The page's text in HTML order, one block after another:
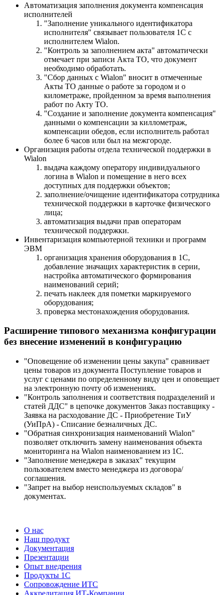
Автоматизация заполнения документа компенсация
исполнителей
"Заполнение уникального идентификатора
исполнителя" связывает пользователя 1С с
исполнителем Wialon.
"Контроль за заполнением акта" автоматически
отмечает при записи Акта ТО, что документ
необходимо обработать.
"Сбор данных с Wialon" вносит в отмеченные
Акты ТО данные о работе за городом и о
километраже, пройденном за время выполнения
работ по Акту ТО.
"Создание и заполнение документа компенсация"
данными о компенсации за киллометраж,
компенсации обедов, если исполнитель работал
более 6 часов или был на межгороде.
Организация работы отдела технической поддержки в
Wialon
выдача каждому оператору индивидуального
логина в Wialon и помещение в него всех
доступных для поддержки объектов;
заполнение/очищение идентификатора сотрудника
технической поддержки в карточке физического
лица;
автоматизация выдачи прав операторам
технической поддержки.
Инвентаризация компьютерной техники и программ
ЭВМ
организация хранения оборудования в 1С,
добавление значащих характеристик в серии,
настройка автоматического формирования
наименований серий;
печать наклеек для пометки маркируемого
оборудования;
проверка местонахождения оборудования.
Расширение типового механизма конфигурации
без внесение изменений в конфигурацию
"Оповещение об изменении цены закупа" сравнивает
цены товаров из документа Поступление товаров и
услуг с ценами по определенному виду цен и оповещает
на электронную почту об изменениях.
"Контроль заполнения и соответствия подразделений и
статей ДДС" в цепочке документов Заказ поставщику -
Заявка на расходование ДС - Приобретение ТиУ
(УиПрА) - Списание безналичных ДС.
"Обратная синхронизация наименований Wialon"
позволяет отключить замену наименования объекта
мониторинга на Wialon наименованием из 1С.
"Заполнение менеджера в заказах" текущим
пользователем вместо менеджера из договора/
соглашения.
"Запрет на выбор неиспользуемых складов" в
документах.
О нас
Наш продукт
Документация
Презентации
Опыт внедрения
Продукты 1С
Сопровождение ИТС
Аккредитация ИТ-Компании